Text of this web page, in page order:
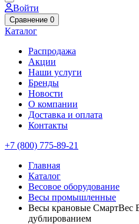
Войти
Сравнение 0
Каталог
Распродажа
Акции
Наши услуги
Бренды
Новости
О компании
Доставка и оплата
Контакты
+7 (800) 775-89-21
Главная
Каталог
Весовое оборудование
Весы промышленные
Весы крановые СмартВес
дублированием